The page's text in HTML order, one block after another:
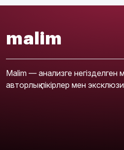
malim
Malim — анализге негізделген
авторлық пікірлер мен